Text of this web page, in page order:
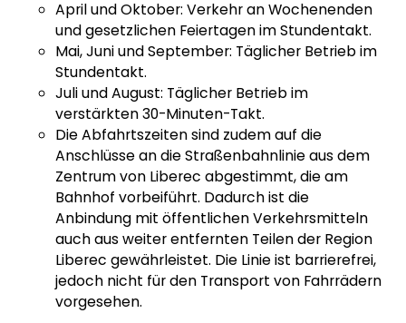
April und Oktober: Verkehr an Wochenenden
und gesetzlichen Feiertagen im Stundentakt.
Mai, Juni und September: Täglicher Betrieb im
Stundentakt.
Juli und August: Täglicher Betrieb im
verstärkten 30-Minuten-Takt.
Die Abfahrtszeiten sind zudem auf die
Anschlüsse an die Straßenbahnlinie aus dem
Zentrum von Liberec abgestimmt, die am
Bahnhof vorbeiführt. Dadurch ist die
Anbindung mit öffentlichen Verkehrsmitteln
auch aus weiter entfernten Teilen der Region
Liberec gewährleistet. Die Linie ist barrierefrei,
jedoch nicht für den Transport von Fahrrädern
vorgesehen.